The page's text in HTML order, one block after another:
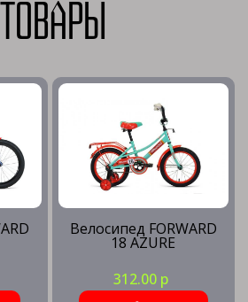
Велосипед FORWARD
18 AZURE
312.00 р